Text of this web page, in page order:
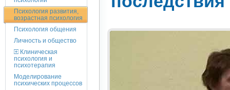
Психология развития,
возрастная психология
Психология общения
Личность и общество
Клиническая
психология и
психотерапия
Моделирование
психических процессов